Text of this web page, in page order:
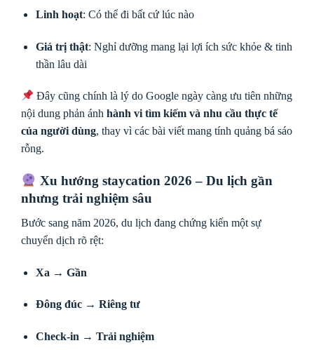
Linh hoạt: Có thể đi bất cứ lúc nào
Giá trị thật: Nghỉ dưỡng mang lại lợi ích sức khỏe & tinh
thần lâu dài
Đây cũng chính là lý do Google ngày càng ưu tiên những
nội dung phản ánh hành vi tìm kiếm và nhu cầu thực tế
của người dùng, thay vì các bài viết mang tính quảng bá sáo
rỗng.
Xu hướng staycation 2026 – Du lịch gần
nhưng trải nghiệm sâu
Bước sang năm 2026, du lịch đang chứng kiến một sự
chuyển dịch rõ rệt:
Xa → Gần
Đông đúc → Riêng tư
Check-in → Trải nghiệm